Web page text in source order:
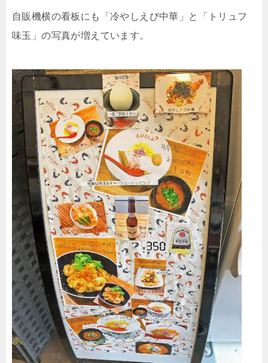
自販機横の看板にも「冷やしえび中華」と「トリュフ
味玉」の写真が増えています。